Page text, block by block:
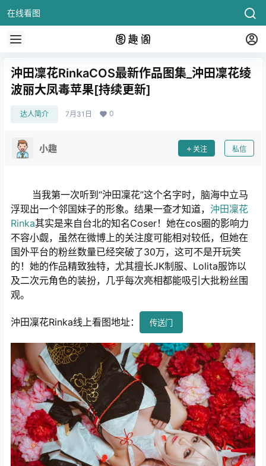
在线看图
沖田凜花RinkaCOS最新作品图集_沖田凜花绫
波丽大凤毒苹果[持续更新]
达人简介 7月31日 0
小趣 关注 私信
当我第一次听到“沖田凜花”这个名字时，脑海中立马
浮现出一个邻国妹子的形象。结果一查才知道， 沖田凜花
Rinka其实是来自台北的知名Coser！她在cos圈的影响力
不容小觑，虽然在微博上的关注度可能相对较低，但她在
国外平台的粉丝数量已经突破了30万，这可不是开玩笑
的！她的作品精致独特，尤其擅长JK制服、Lolita服饰以
及二次元角色的装扮，几乎每次亮相都能吸引大批粉丝围
观。
沖田凜花Rinka线上看图地址： 传送门